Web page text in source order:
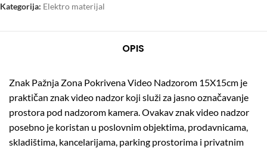
Kategorija: Elektro materijal
OPIS
Znak Pažnja Zona Pokrivena Video Nadzorom 15X15cm je
praktičan znak video nadzor koji služi za jasno označavanje
prostora pod nadzorom kamera. Ovakav znak video nadzor
posebno je koristan u poslovnim objektima, prodavnicama,
skladištima, kancelarijama, parking prostorima i privatnim